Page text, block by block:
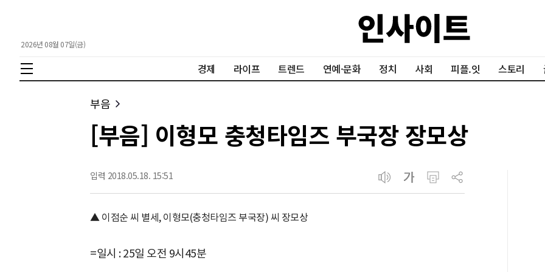
2026년 08월 07일(금)
경제 라이프 트렌드 연예·문화 정치 사회 피플.잇 스토리
부음
[부음] 이형모 충청타임즈 부국장 장모상
입력 2018.05.18. 15:51
▲ 이점순 씨 별세, 이형모(충청타임즈 부국장) 씨 장모상
=일시 : 25일 오전 9시45분